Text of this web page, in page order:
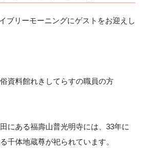
ブリーモーニングにゲストをお迎えし
料館れきしてらすの職員の方
る福壽山普光明寺には、33年に
千体地蔵尊が祀られています。